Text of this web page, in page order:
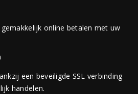
online betalen met uw
een beveiligde SSL verbinding
handelen.